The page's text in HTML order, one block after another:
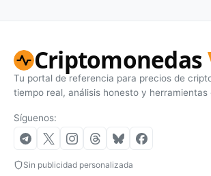
Criptomonedas
Tu portal de referencia para precios de
tiempo real, análisis honesto y herramientas
Síguenos:
Sin publicidad personalizada